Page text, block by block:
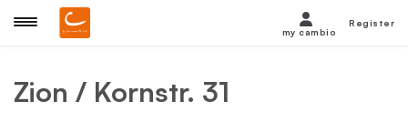
Zion / Kornstr. 31
my cambio
Register